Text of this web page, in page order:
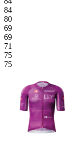
84
80
69
69
71
75
75